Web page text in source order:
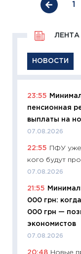
1
НОВОСТИ
ЛЕНТА
23:55
пенсионная
выплаты на
07.08.2026
22:55
ПФУ
кого будут
07.08.2026
21:55
000 грн:
000 грн —
экономистов
07.08.2026
20:48 Новые